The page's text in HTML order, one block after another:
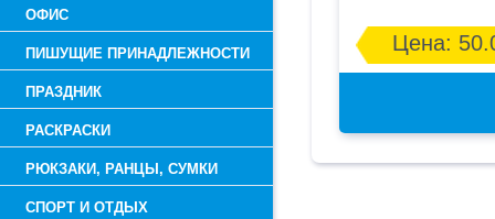
ОФИС
ПИШУЩИЕ ПРИНАДЛЕЖНОСТИ
ПРАЗДНИК
РАСКРАСКИ
РЮКЗАКИ, РАНЦЫ, СУМКИ
СПОРТ И ОТДЫХ
Цена: